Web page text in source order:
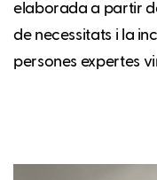
elaborada a partir
de necessitats i la
persones expertes